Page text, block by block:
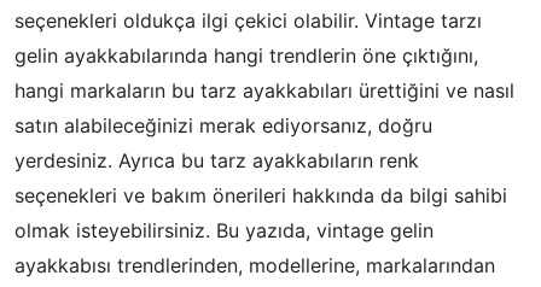
seçenekleri oldukça ilgi çekici olabilir. Vintage tarzı
gelin ayakkabılarında hangi trendlerin öne çıktığını,
hangi markaların bu tarz ayakkabıları ürettiğini ve nasıl
satın alabileceğinizi merak ediyorsanız, doğru
yerdesiniz. Ayrıca bu tarz ayakkabıların renk
seçenekleri ve bakım önerileri hakkında da bilgi sahibi
olmak isteyebilirsiniz. Bu yazıda, vintage gelin
ayakkabısı trendlerinden, modellerine, markalarından